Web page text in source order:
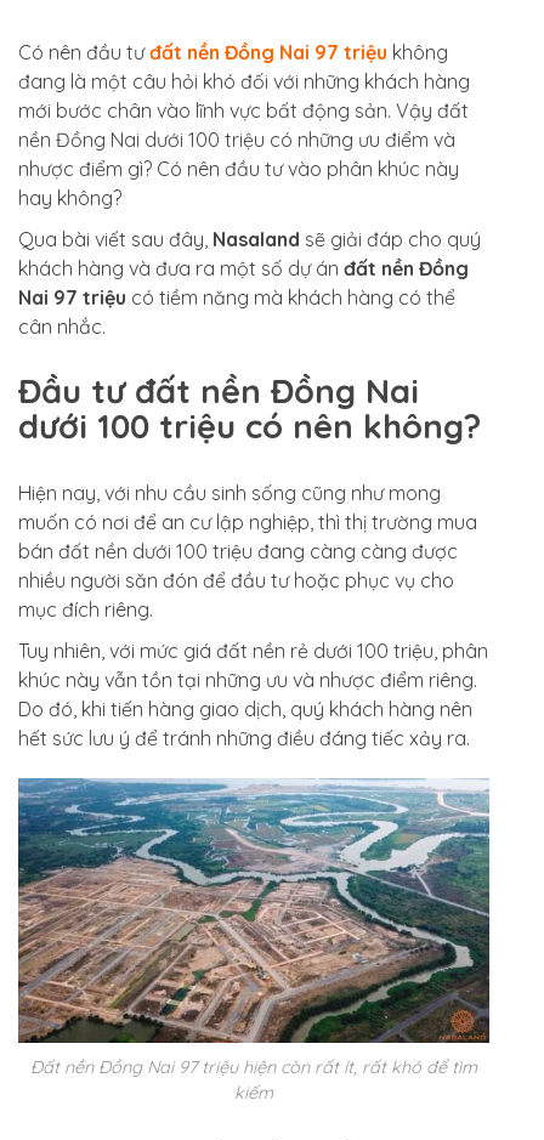
Có nên đầu tưđất nền Đồng Nai 97 triệu không
đang là một câu hỏi khó đối với những khách hàng
mới bước chân vào lĩnh vực bất động sản. Vậy đất
nền Đồng Nai dưới 100 triệu có những ưu điểm và
nhược điểm gì? Có nên đầu tư vào phân khúc này
hay không?
Qua bài viết sau đây, Nasaland sẽ giải đáp cho quý
khách hàng và đưa ra một số dự án đất nền Đồng
Nai 97 triệu có tiềm năng mà khách hàng có thể
cân nhắc.
Đầu tư đất nền Đồng Nai
dưới 100 triệu có nên không?
Hiện nay, với nhu cầu sinh sống cũng như mong
muốn có nơi để an cư lập nghiệp, thì thị trường mua
bán đất nền dưới 100 triệu đang càng càng được
nhiều người săn đón để đầu tư hoặc phục vụ cho
mục đích riêng.
Tuy nhiên, với mức giá đất nền rẻ dưới 100 triệu, phân
khúc này vẫn tồn tại những ưu và nhược điểm riêng.
Do đó, khi tiến hàng giao dịch, quý khách hàng nên
hết sức lưu ý để tránh những điều đáng tiếc xảy ra.
Đất nền Đồng Nai 97 triệu hiện còn rất ít, rất khó để tìm
kiếm